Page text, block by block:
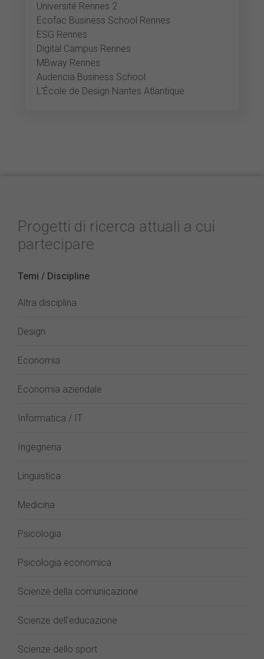
Université Rennes 2
Ecofac Business School Rennes
ESG Rennes
Digital Campus Rennes
MBway Rennes
Audencia Business School
L'École de Design Nantes Atlantique
Progetti di ricerca attuali a cui
partecipare
Temi / Discipline
Altra disciplina
Design
Economia
Economia aziendale
Informatica / IT
Ingegneria
Linguistica
Medicina
Psicologia
Psicologia economica
Scienze della comunicazione
Scienze dell’educazione
Scienze dello sport